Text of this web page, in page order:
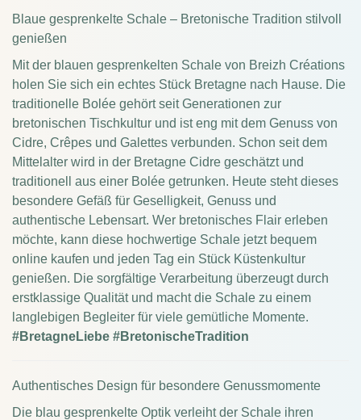
Blaue gesprenkelte Schale – Bretonische Tradition stilvoll
genießen
Mit der blauen gesprenkelten Schale von Breizh Créations
holen Sie sich ein echtes Stück Bretagne nach Hause. Die
traditionelle Bolée gehört seit Generationen zur
bretonischen Tischkultur und ist eng mit dem Genuss von
Cidre, Crêpes und Galettes verbunden. Schon seit dem
Mittelalter wird in der Bretagne Cidre geschätzt und
traditionell aus einer Bolée getrunken. Heute steht dieses
besondere Gefäß für Geselligkeit, Genuss und
authentische Lebensart. Wer bretonisches Flair erleben
möchte, kann diese hochwertige Schale jetzt bequem
online kaufen und jeden Tag ein Stück Küstenkultur
genießen. Die sorgfältige Verarbeitung überzeugt durch
erstklassige Qualität und macht die Schale zu einem
langlebigen Begleiter für viele gemütliche Momente.
#BretagneLiebe #BretonischeTradition
Authentisches Design für besondere Genussmomente
Die blau gesprenkelte Optik verleiht der Schale ihren